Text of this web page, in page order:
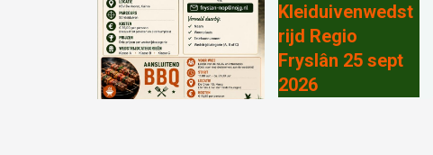
Kleiduivenwedst
rijd Regio
Fryslân 25 sept
2026